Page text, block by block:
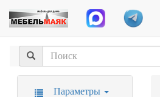
Параметры